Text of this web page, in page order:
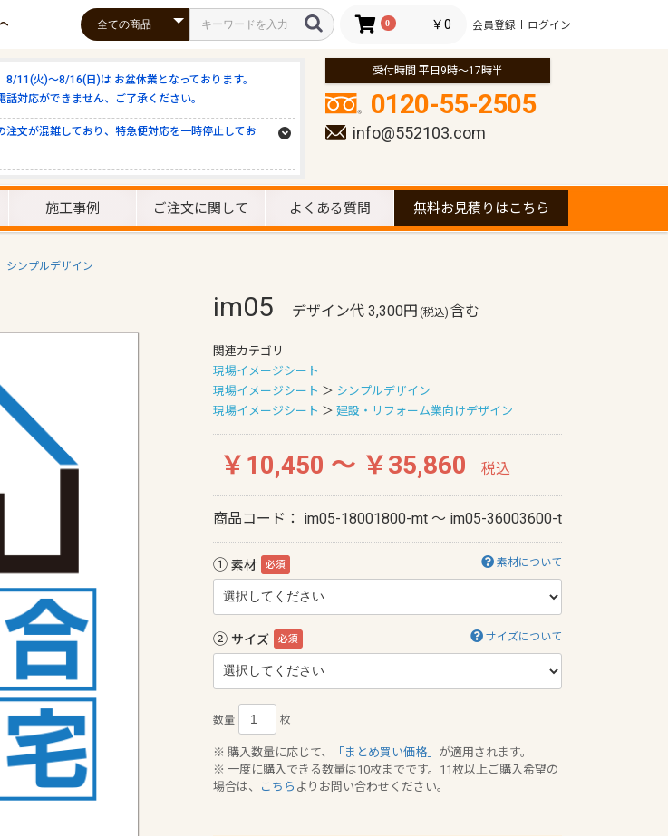
！ 0 ￥0 会員登録 ログイン
11(火)～8/16(日)は お盆休業となっております。
話対応ができません、ご了承ください。
注文が混雑しており、特急便対応を一時停止してお
受付時間 平日9時～17時半
0120-55-2505
info@552103.com
施工事例 ご注文に関して よくある質問 無料お見積りはこちら
シンプルデザイン
im05 デザイン代 3,300円 (税込) 含む
関連カテゴリ
現場イメージシート
現場イメージシート ＞ シンプルデザイン
現場イメージシート ＞ 建設・リフォーム業向けデザイン
￥10,450 ～ ￥35,860 税込
商品コード： im05-18001800-mt ～ im05-36003600-t
① 素材 必須 素材について
② サイズ 必須 サイズについて
数量 枚
※ 購入数量に応じて、 「まとめ買い価格」 が適用されます。
※ 一度に購入できる数量は10枚までです。11枚以上ご購入希望の
場合は、
こちら よりお問い合わせください。